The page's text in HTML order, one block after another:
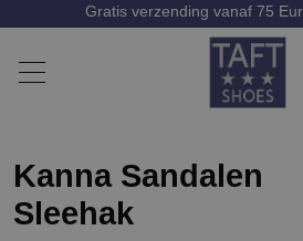
Gratis verzending vanaf 75
Kanna Sandalen
Sleehak